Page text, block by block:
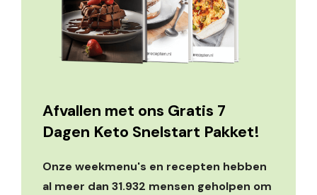
Afvallen met ons Gratis 7
Dagen Keto Snelstart Pakket!
Onze weekmenu's en recepten hebben
al meer dan 31.932 mensen geholpen om